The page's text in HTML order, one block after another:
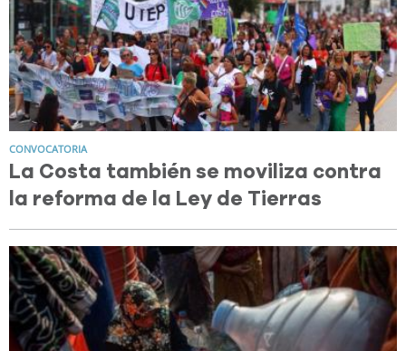
CONVOCATORIA
La Costa también se moviliza contra
la reforma de la Ley de Tierras